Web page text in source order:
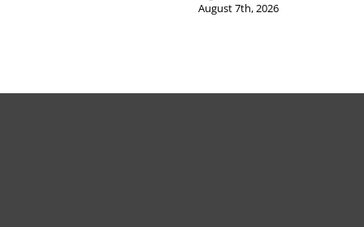
August 7th, 2026